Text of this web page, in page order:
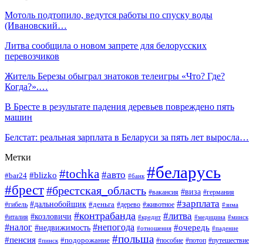
Мотоль подтопило, ведутся работы по спуску воды
(Ивановский…
Литва сообщила о новом запрете для белорусских
перевозчиков
Житель Березы обыграл знатоков телеигры «Что? Где?
Когда?».…
В Бресте в результате падения деревьев повреждено пять
машин
Белстат: реальная зарплата в Беларуси за пять лет выросла…
Метки
#bar24 #blizko #tochka #авто #банк #беларусь
#брест#брестская_область #вакансия #виза #германия
#гибель #дальнобойщик #деньга #дерево #животное #зарплата #зима
#италия #козловичи #контрабанда #кредит #литва #медицина #минск
#налог #недвижимость #непогода #отношения #очередь #падение
#пенсия #пинск #подорожание #польша #пособие #потоп #путешествие